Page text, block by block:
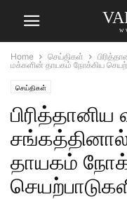
Home செய்திகள்
மக்களின் தாயகம் நோக்கிய
செய்திகள்
தாயகம்